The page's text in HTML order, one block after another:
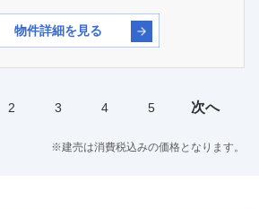
物件詳細を見る
2 3 4 5 次へ
※建売は消費税込みの価格となります。